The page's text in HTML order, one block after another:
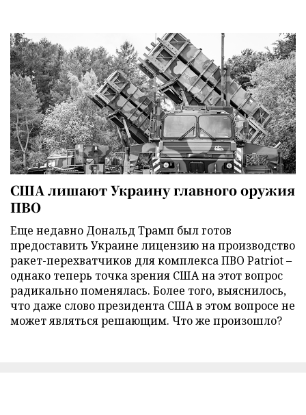
США лишают Украину главного оружия
ПВО
Еще недавно Дональд Трамп был готов
предоставить Украине лицензию на производство
ракет-перехватчиков для комплекса ПВО Patriot –
однако теперь точка зрения США на этот вопрос
радикально поменялась. Более того, выяснилось,
что даже слово президента США в этом вопросе не
может являться решающим. Что же произошло?